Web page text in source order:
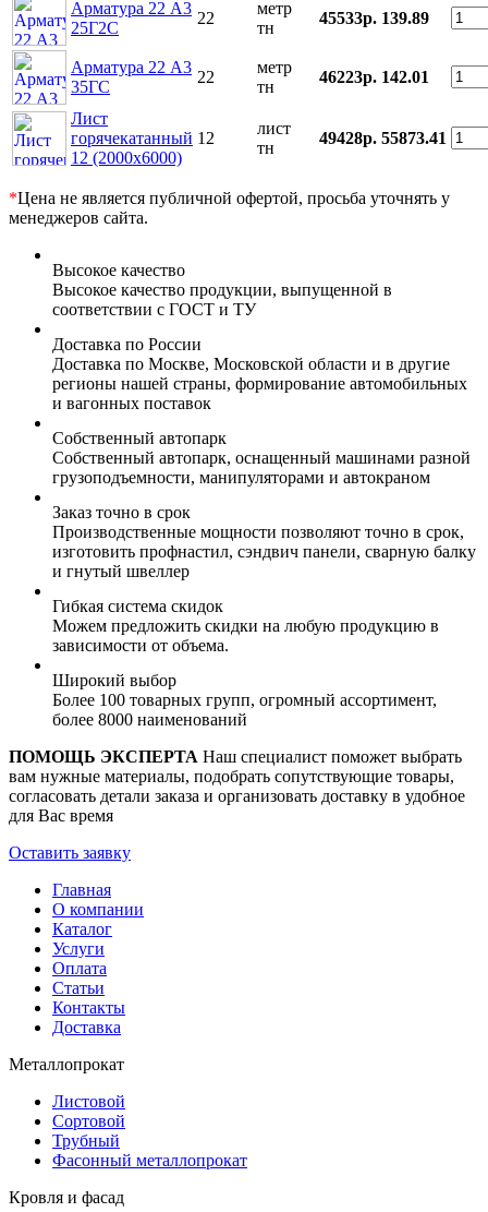
Арматура 22 А3
25Г2С
22
метр
тн
45533р. 139.89
Арматура 22 А3
35ГС
22
метр
тн
46223р. 142.01
Лист
горячекатанный
12 (2000х6000)
12
лист
тн
49428р. 55873.41
*Цена не является публичной офертой, просьба уточнять у
менеджеров сайта.
Высокое качество
Высокое качество продукции, выпущенной в
соответствии с ГОСТ и ТУ
Доставка по России
Доставка по Москве, Московской области и в другие
регионы нашей страны, формирование автомобильных
и вагонных поставок
Собственный автопарк
Собственный автопарк, оснащенный машинами разной
грузоподъемности, манипуляторами и автокраном
Заказ точно в срок
Производственные мощности позволяют точно в срок,
изготовить профнастил, сэндвич панели, сварную балку
и гнутый швеллер
Гибкая система скидок
Можем предложить скидки на любую продукцию в
зависимости от объема.
Широкий выбор
Более 100 товарных групп, огромный ассортимент,
более 8000 наименований
ПОМОЩЬ ЭКСПЕРТА Наш специалист поможет выбрать
вам нужные материалы, подобрать сопутствующие товары,
согласовать детали заказа и организовать доставку в удобное
для Вас время
Оставить заявку
Главная
О компании
Каталог
Услуги
Оплата
Статьи
Контакты
Доставка
Металлопрокат
Листовой
Сортовой
Трубный
Фасонный металлопрокат
Кровля и фасад